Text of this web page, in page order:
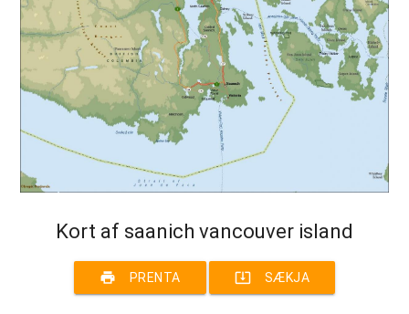
Kort af saanich vancouver island
print PRENTA system_update_alt SÆKJA